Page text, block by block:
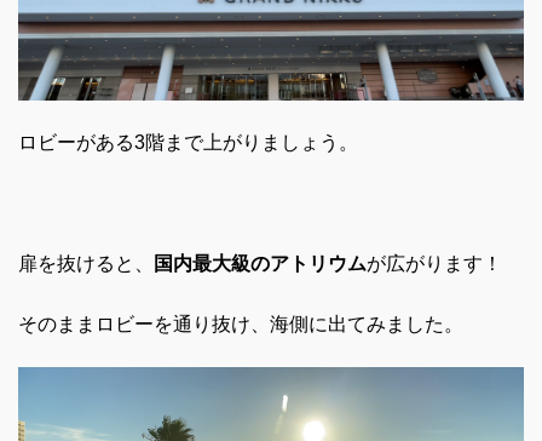
ロビーがある3階まで上がりましょう。
扉を抜けると、 国内最大級のアトリウムが広がります！
そのままロビーを通り抜け、海側に出てみました。